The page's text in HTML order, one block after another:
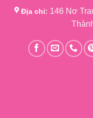
Địa chỉ: 146 Nơ